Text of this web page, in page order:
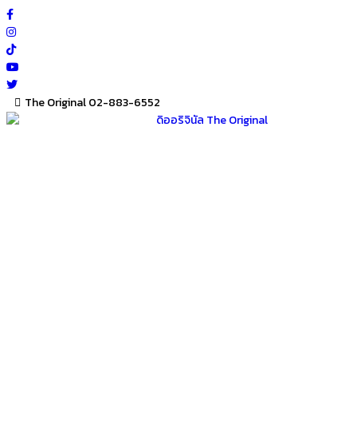
Skip
to
content
The Original 02-883-6552